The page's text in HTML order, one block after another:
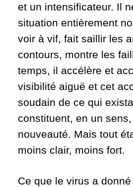
et un intensificateur. Il
situation entièrement
voir à vif, fait saillir les
contours, montre les
temps, il accélère et
visibilité aiguë et cet
soudain de ce qui
constituent, en un
nouveauté. Mais tout
moins clair, moins fort.
Ce que le virus a donné